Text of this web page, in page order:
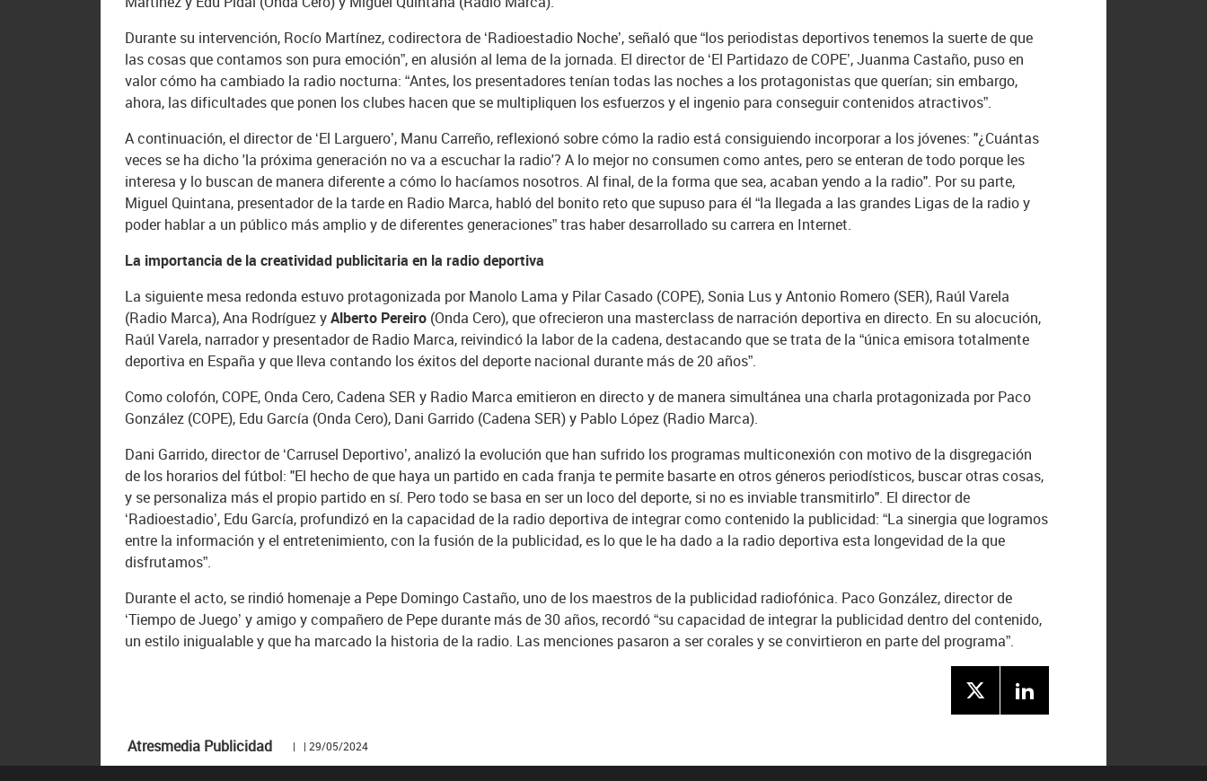
Durante su intervención, Rocío Martínez, codirectora de ‘Radioestadio Noche’, señaló que “los periodistas deportivos tenemos la suerte de que
las cosas que contamos son pura emoción”, en alusión al lema de la jornada. El director de ‘El Partidazo de COPE’, Juanma Castaño, puso en
valor cómo ha cambiado la radio nocturna: “Antes, los presentadores tenían todas las noches a los protagonistas que querían; sin embargo,
ahora, las dificultades que ponen los clubes hacen que se multipliquen los esfuerzos y el ingenio para conseguir contenidos atractivos”.
A continuación, el director de ‘El Larguero’, Manu Carreño, reflexionó sobre cómo la radio está consiguiendo incorporar a los jóvenes: "¿Cuántas
veces se ha dicho 'la próxima generación no va a escuchar la radio'? A lo mejor no consumen como antes, pero se enteran de todo porque les
interesa y lo buscan de manera diferente a cómo lo hacíamos nosotros. Al final, de la forma que sea, acaban yendo a la radio". Por su parte,
Miguel Quintana, presentador de la tarde en Radio Marca, habló del bonito reto que supuso para él “la llegada a las grandes Ligas de la radio y
poder hablar a un público más amplio y de diferentes generaciones” tras haber desarrollado su carrera en Internet.
La importancia de la creatividad publicitaria en la radio deportiva
La siguiente mesa redonda estuvo protagonizada por Manolo Lama y Pilar Casado (COPE), Sonia Lus y Antonio Romero (SER), Raúl Varela
(Radio Marca), Ana Rodríguez yAlberto Pereiro (Onda Cero), que ofrecieron una masterclass de narración deportiva en directo. En su alocución,
Raúl Varela, narrador y presentador de Radio Marca, reivindicó la labor de la cadena, destacando que se trata de la “única emisora totalmente
deportiva en España y que lleva contando los éxitos del deporte nacional durante más de 20 años”.
Como colofón, COPE, Onda Cero, Cadena SER y Radio Marca emitieron en directo y de manera simultánea una charla protagonizada por Paco
González (COPE), Edu García (Onda Cero), Dani Garrido (Cadena SER) y Pablo López (Radio Marca).
Dani Garrido, director de ‘Carrusel Deportivo’, analizó la evolución que han sufrido los programas multiconexión con motivo de la disgregación
de los horarios del fútbol: "El hecho de que haya un partido en cada franja te permite basarte en otros géneros periodísticos, buscar otras cosas,
y se personaliza más el propio partido en sí. Pero todo se basa en ser un loco del deporte, si no es inviable transmitirlo". El director de
‘Radioestadio’, Edu García, profundizó en la capacidad de la radio deportiva de integrar como contenido la publicidad: “La sinergia que logramos
entre la información y el entretenimiento, con la fusión de la publicidad, es lo que le ha dado a la radio deportiva esta longevidad de la que
disfrutamos”.
Durante el acto, se rindió homenaje a Pepe Domingo Castaño, uno de los maestros de la publicidad radiofónica. Paco González, director de
‘Tiempo de Juego’ y amigo y compañero de Pepe durante más de 30 años, recordó “su capacidad de integrar la publicidad dentro del contenido,
un estilo inigualable y que ha marcado la historia de la radio. Las menciones pasaron a ser corales y se convirtieron en parte del programa”.
Atresmedia Publicidad | | 29/05/2024